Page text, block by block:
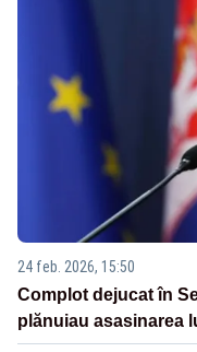
24 feb. 2026, 15:50
Complot dejucat în
plănuiau asasinarea